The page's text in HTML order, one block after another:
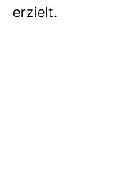
erzielt.